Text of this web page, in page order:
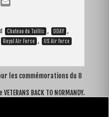
i
l
Chateau du Taillis , DDAY ,
Royal Air Force , US Air force
les commémorations du 8
BACK TO NORMANDY.